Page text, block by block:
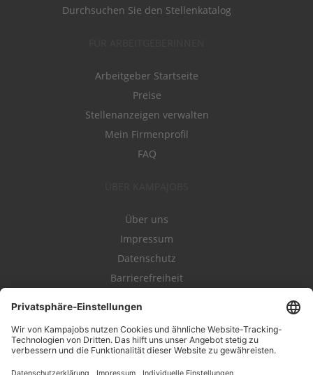
Durchsuchen Sie den Stellenkatalog
Arbeitgeber Startseite
Preise
Stellenanzeigen verwalten
Mein Firmenprofil
FAQ
Über uns
Impressum
Datenschutz
Barrierefreiheit
Kampahire
Kampagnenforum